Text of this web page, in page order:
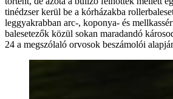
tinédzser kerül be a kórházakba
leggyakrabban arc-, koponya- és
balesetezők közül sokan maradandó
24 a megszólaló orvosok beszámolói